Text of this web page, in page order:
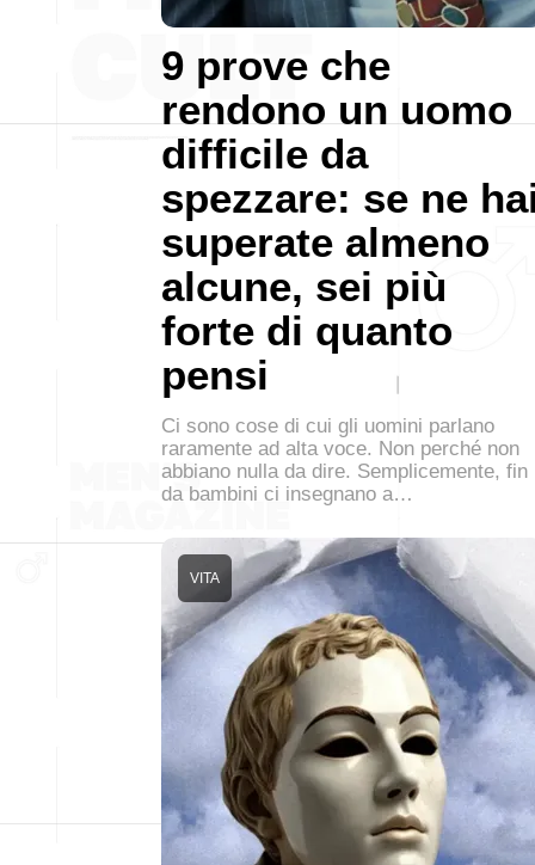
9 prove che
rendono un uomo
difficile da
spezzare: se ne
superate almeno
alcune, sei più
forte di quanto
pensi
Ci sono cose di cui gli uomini parlano
raramente ad alta voce. Non perché non
abbiano nulla da dire. Semplicemente, fin
da bambini ci insegnano a…
VITA